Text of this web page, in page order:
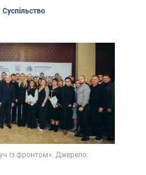
Суспільство
із фронтом». Джерело: